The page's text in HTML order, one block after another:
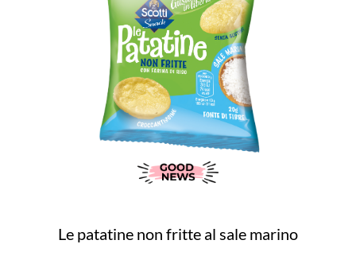
Le patatine non fritte al sale marino